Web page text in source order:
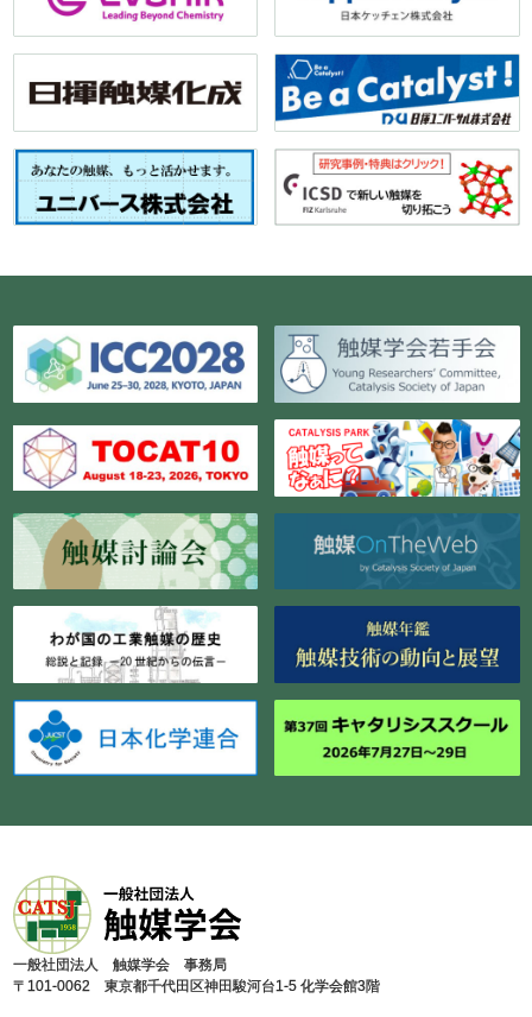
⼀般社団法⼈ 触媒学会 事務局
〒101-0062 東京都千代⽥区神⽥駿河台1-5 化学会館3階